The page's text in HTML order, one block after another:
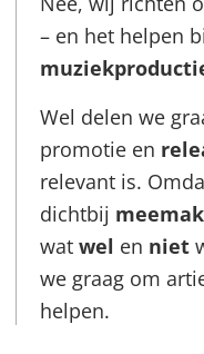
– en het helpen
Wel delen we
promotie en
relevant is.
dichtbij
watwel en niet
we graag om
helpen.